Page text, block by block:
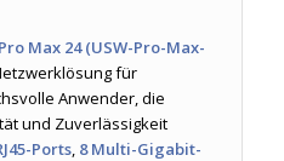
Max 24 (USW-Pro-Max-
für
Anwender, die
und Zuverlässigkeit
Ports, 8 Multi-Gigabit-